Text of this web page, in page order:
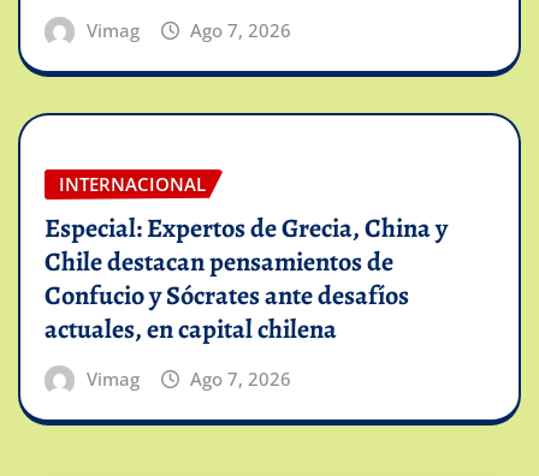
Vimag Ago 7, 2026
INTERNACIONAL
Especial: Expertos de Grecia, China y
Chile destacan pensamientos de
Confucio y Sócrates ante desafíos
actuales, en capital chilena
Vimag Ago 7, 2026